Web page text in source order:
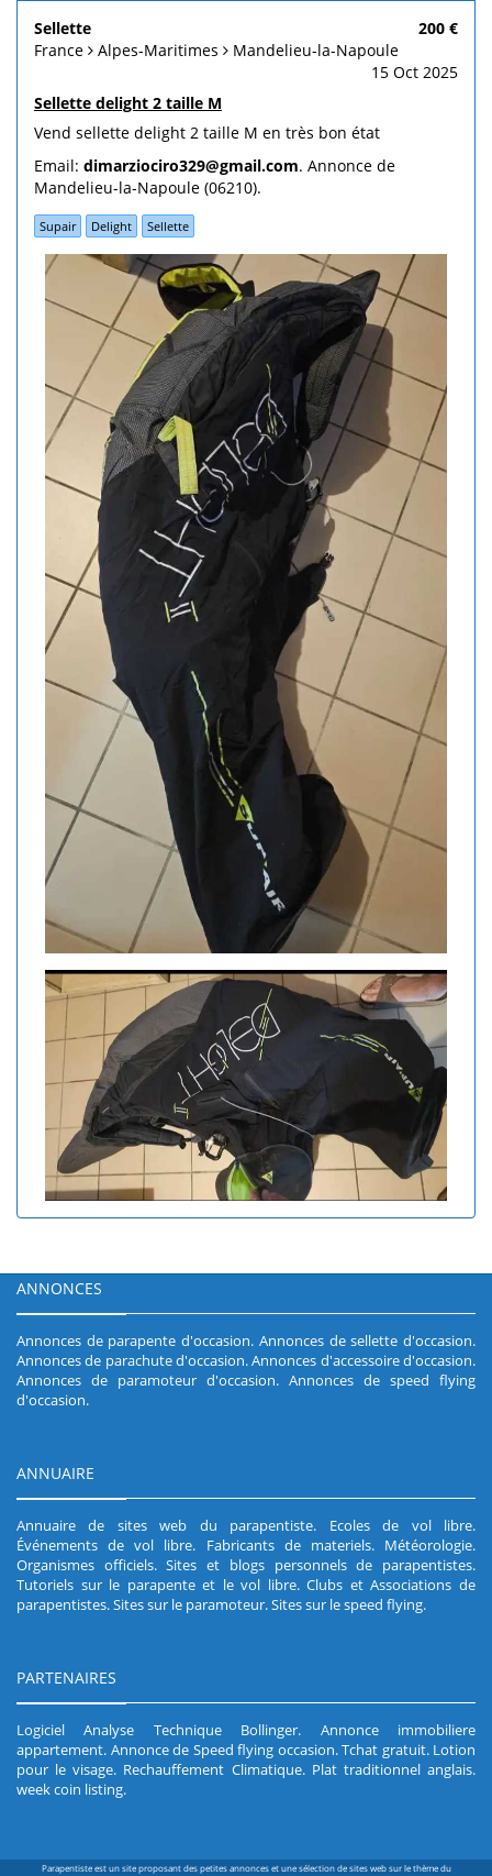
Sellette
200 €
France
Alpes-Maritimes
Mandelieu-la-Napoule
15 Oct 2025
Sellette delight 2 taille M
Vend sellette delight 2 taille M en très bon état
Email: dimarziociro329@gmail.com. Annonce de
Mandelieu-la-Napoule (06210).
Supair Delight Sellette
ANNONCES
Annonces de parapente d'occasion. Annonces de sellette d'occasion.
Annonces de parachute d'occasion.Annonces d'accessoire d'occasion.
Annonces de paramoteur d'occasion. Annonces de speed flying
d'occasion.
ANNUAIRE
Annuaire de sites web du parapentiste. Ecoles de vol libre.
Événements de vol libre. Fabricants de materiels. Météorologie.
Organismes officiels.Sites et blogs personnels de parapentistes.
Tutoriels sur le parapente et le vol libre.Clubs et Associations de
parapentistes.Sites sur le paramoteur.Sites sur le speed flying.
PARTENAIRES
Logiciel Analyse Technique Bollinger. Annonce immobiliere
appartement. Annonce de Speed flying occasion.Tchat gratuit. Lotion
pour le visage. Rechauffement Climatique. Plat traditionnel anglais.
week coin listing.
Parapentiste est un site proposant des petites annonces et une sélection de sites web sur le thème du